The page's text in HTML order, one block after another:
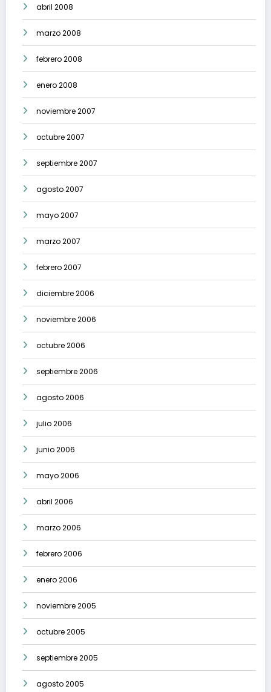
abril 2008
marzo 2008
febrero 2008
enero 2008
noviembre 2007
octubre 2007
septiembre 2007
agosto 2007
mayo 2007
marzo 2007
febrero 2007
diciembre 2006
noviembre 2006
octubre 2006
septiembre 2006
agosto 2006
julio 2006
junio 2006
mayo 2006
abril 2006
marzo 2006
febrero 2006
enero 2006
noviembre 2005
octubre 2005
septiembre 2005
agosto 2005